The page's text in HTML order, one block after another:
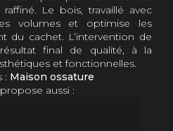
Le bois, travaillé avec
volumes et optimise les
du cachet. L’intervention de
final de qualité, à la
et fonctionnelles.
: Maison ossature
aussi :